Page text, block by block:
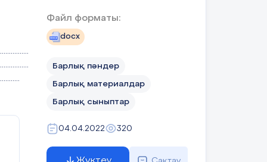
Файл форматы:
docx
Барлық пәндер
Барлық материалдар
Барлық сыныптар
04.04.2022 320